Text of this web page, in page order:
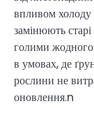
впливом холоду
замінюють
голими
в умовах, де
рослини не
оновлення.n